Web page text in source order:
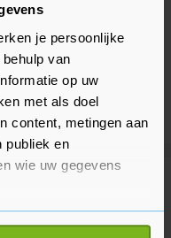
je persoonlijke
van
op uw
met als doel
content, metingen aan
publiek en
wie uw gegevens